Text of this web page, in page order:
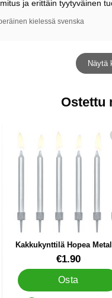
ja erittäin tyytyväinen
kielessä svenska
Näytä
Ostettu
suosikiksi
Kakkukynttilä Hopea
Tuote.nro 33042€1.90
Osta
Merkitse